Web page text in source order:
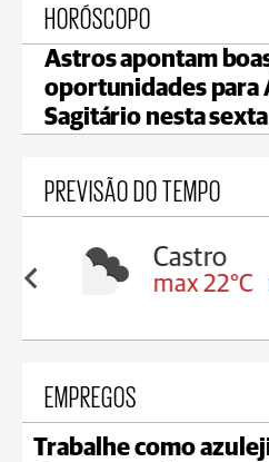
HORÓSCOPO
Astros apontam
oportunidades para
Sagitário nesta sexta
PREVISÃO DO TEMPO
18°C max
EMPREGOS
Trabalhe como